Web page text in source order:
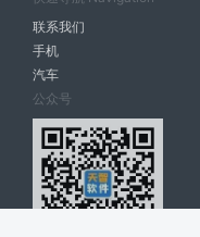
联系我们
手机
汽车
公众号